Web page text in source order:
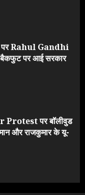
पर Rahul Gandhi
पर आई सरकार
पर बॉलीवुड
और राजकुमार के यू-